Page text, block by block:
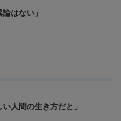
はない」
人間の生き方だと」